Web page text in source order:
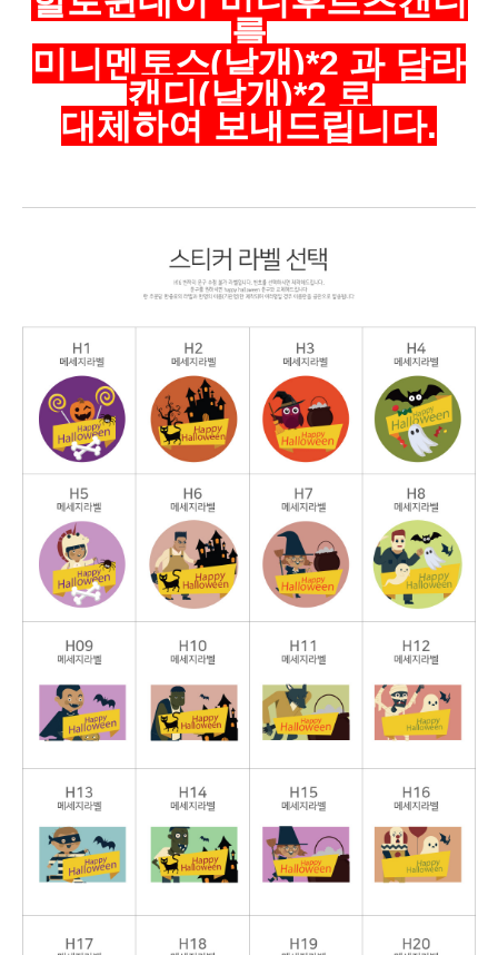
를
미니멘토스(낱개)*2 과 담라
캔디(낱개)*2 로
대체하여 보내드립니다.